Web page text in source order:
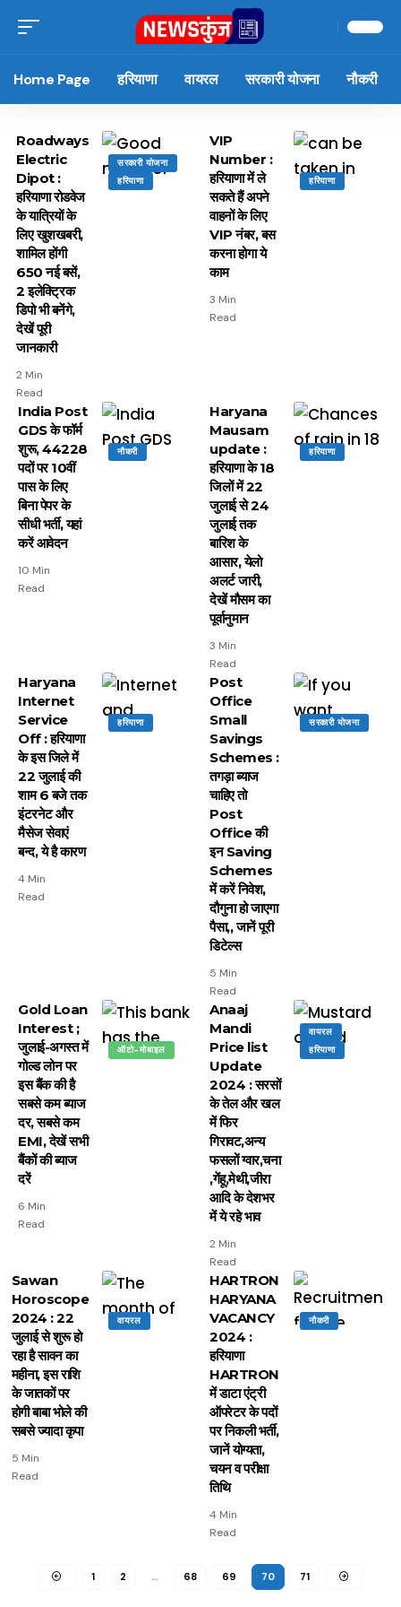
Home Page हरियाणा वायरल सरकारी योजना नौकरी
सरकारी योजना
हरियाणा
Roadways
Electric
Dipot :
हरियाणा रोडवेज
के यात्रियों के
लिए खुशखबरी,
शामिल होंगी
650 नई बसें,
2 इलेक्ट्रिक
डिपो भी बनेंगे,
देखें पूरी
जानकारी
2 Min
Read
हरियाणा
VIP
Number :
हरियाणा में ले
सकते हैं अपने
वाहनों के लिए
VIP नंबर, बस
करना होगा ये
काम
3 Min
Read
नौकरी
India Post
GDS के फॉर्म
शुरू, 44228
पदों पर 10वीं
पास के लिए
बिना पेपर के
सीधी भर्ती, यहां
करें आवेदन
10 Min
Read
हरियाणा
Haryana
Mausam
update :
हरियाणा के 18
जिलों में 22
जुलाई से 24
जुलाई तक
बारिश के
आसार, येलो
अलर्ट जारी,
देखें मौसम का
पूर्वानुमान
3 Min
Read
हरियाणा
Haryana
Internet
Service
Off : हरियाणा
के इस जिले में
22 जुलाई की
शाम 6 बजे तक
इंटरनेट और
मैसेज सेवाएं
बन्द, ये है कारण
4 Min
Read
सरकारी योजना
Post
Office
Small
Savings
Schemes :
तगड़ा ब्याज
चाहिए तो
Post
Office की
इन Saving
Schemes
में करें निवेश,
दौगुना हो जाएगा
पैसा,, जानें पूरी
डिटेल्स
5 Min
Read
ऑटो-मोबाइल
Gold Loan
Interest ;
जुलाई-अगस्त में
गोल्ड लोन पर
इस बैंक की है
सबसे कम ब्याज
दर, सबसे कम
EMI, देखें सभी
बैंकों की ब्याज
दरें
6 Min
Read
वायरल
हरियाणा
Anaaj
Mandi
Price list
Update
2024 : सरसों
के तेल और खल
में फिर
गिरावट,अन्य
फसलों ग्वार,चना
,गेंहू,मेथी,जीरा
आदि के देशभर
में ये रहे भाव
2 Min
Read
वायरल
Sawan
Horoscope
2024 : 22
जुलाई से शुरू हो
रहा है सावन का
महीना, इस राशि
के जातकों पर
होगी बाबा भोले की
सबसे ज्यादा कृपा
5 Min
Read
नौकरी
HARTRON
HARYANA
VACANCY
2024 :
हरियाणा
HARTRON
में डाटा एंट्री
ऑपरेटर के पदों
पर निकली भर्ती,
जानें योग्यता,
चयन व परीक्षा
तिथि
4 Min
Read
1 2 … 68 69 70 71